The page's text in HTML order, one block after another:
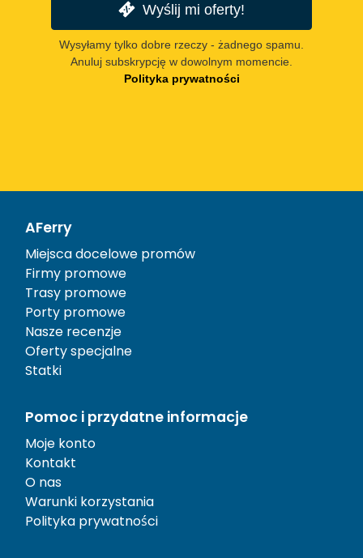
Wyślij mi oferty!
Wysyłamy tylko dobre rzeczy - żadnego spamu.
Anuluj subskrypcję w dowolnym momencie.
Polityka prywatności
AFerry
Miejsca docelowe promów
Firmy promowe
Trasy promowe
Porty promowe
Nasze recenzje
Oferty specjalne
Statki
Pomoc i przydatne informacje
Moje konto
Kontakt
O nas
Warunki korzystania
Polityka prywatności